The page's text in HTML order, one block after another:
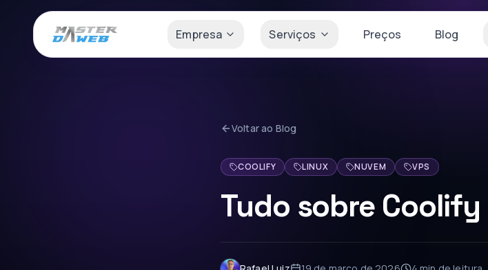
Empresa Serviços Preços Blog
Voltar ao Blog
COOLIFY LINUX NUVEM VPS
Tudo sobre Coolify